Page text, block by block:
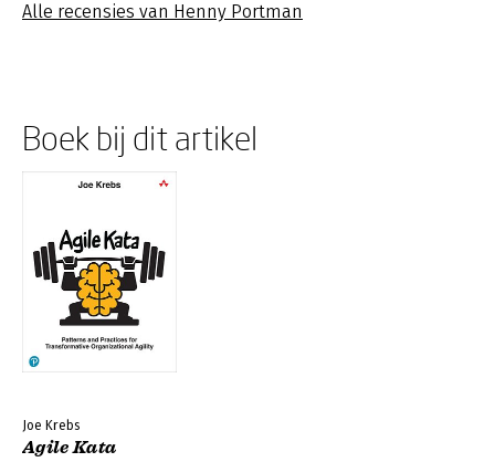
Alle recensies van Henny Portman
Boek bij dit artikel
Joe Krebs
Agile Kata